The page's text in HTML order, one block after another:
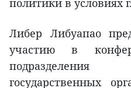
политики в условиях
Либер Либуапао
участию в
государственных